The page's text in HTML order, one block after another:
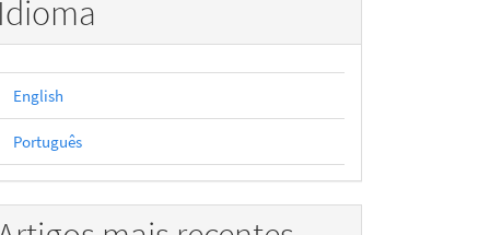
Idioma
English
Português